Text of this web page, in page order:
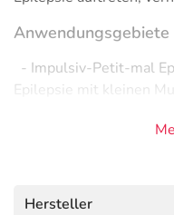
Anwendungsgebiete
- Impulsiv-Petit-mal
Epilepsie mit kleinen
- Epilepsie, fokal,
begrenzte Anfälle)
Hersteller